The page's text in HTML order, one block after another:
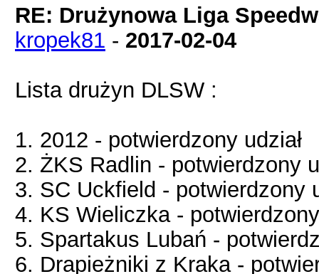
RE: Drużynowa Liga
kropek81 - 2017-02-04
Lista drużyn DLSW :
1. 2012 - potwierdzony udział
2. ŻKS Radlin - potwierdzony
3. SC Uckfield - potwierdzony
4. KS Wieliczka -
5. Spartakus Lubań -
6. Drapieżniki z Kraka -